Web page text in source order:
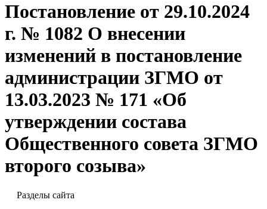
Постановление от 29.10.2024
г. № 1082 О внесении
изменений в постановление
администрации ЗГМО от
13.03.2023 № 171 «Об
утверждении состава
Общественного совета ЗГМО
второго созыва»
Разделы сайта